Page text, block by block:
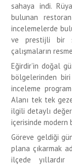
sahaya indi.
bulunan
incelemelerde
ve prestijli bir
çalışmaların
Eğirdir’in doğal
bölgelerinden
inceleme
Alanı tek tek
ilgili detaylı
içerisinde modern
Göreve geldiği
plana çıkarmak
ilçede